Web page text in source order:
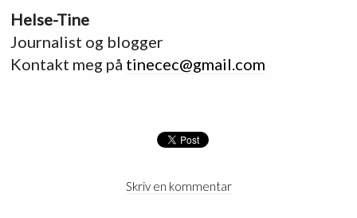
Helse-Tine
Journalist og blogger
Kontakt meg på tinecec@gmail.com
Skriv en kommentar